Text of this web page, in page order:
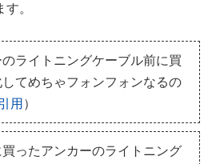
。
のライトニングケーブル前に買
てめちゃフォンフォンなるの
用）
買ったアンカーのライトニング